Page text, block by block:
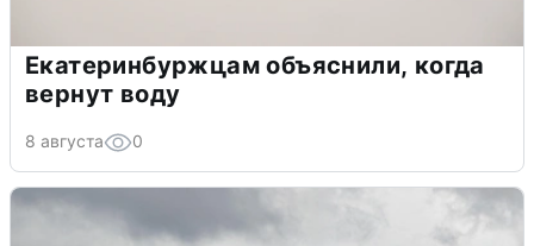
Екатеринбуржцам объяснили, когда
вернут воду
8 августа 0